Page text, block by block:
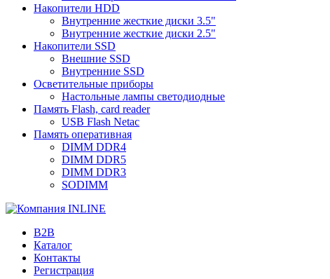
Накопители HDD
Внутренние жесткие диски 3.5"
Внутренние жесткие диски 2.5"
Накопители SSD
Внешние SSD
Внутренние SSD
Осветительные приборы
Настольные лампы светодиодные
Память Flash, card reader
USB Flash Netac
Память оперативная
DIMM DDR4
DIMM DDR5
DIMM DDR3
SODIMM
B2B
Каталог
Контакты
Регистрация